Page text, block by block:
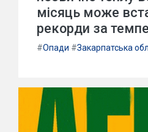
місяць може
рекорди за
#Опади #Закарпатська